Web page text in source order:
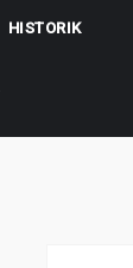
HISTORIK